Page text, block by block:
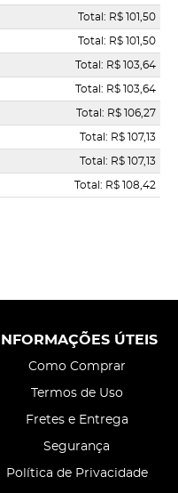
Total: R$ 101,50
Total: R$ 101,50
Total: R$ 103,64
Total: R$ 103,64
Total: R$ 106,27
Total: R$ 107,13
Total: R$ 107,13
Total: R$ 108,42
INFORMAÇÕES ÚTEIS
Como Comprar
Termos de Uso
Fretes e Entrega
Segurança
Política de Privacidade